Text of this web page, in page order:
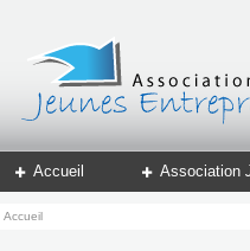
Accueil Association
Accueil